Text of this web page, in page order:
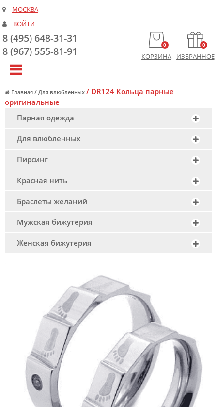
МОСКВА
ВОЙТИ
8 (495) 648-31-31
8 (967) 555-81-91
0
КОРЗИНА
0
ИЗБРАННОЕ
Главная / Для влюбленных / DR124 Кольца парные
оригинальные
Парная одежда
Для влюбленных
Пирсинг
Красная нить
Браслеты желаний
Мужская бижутерия
Женская бижутерия